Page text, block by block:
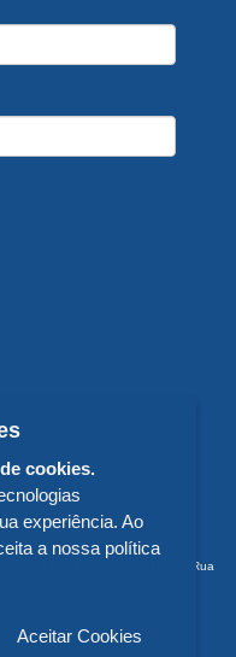
- CNPJ n° 75.095.679/0011-10 - Rua
cookies.
experiência. Ao
a nossa política
Aceitar Cookies